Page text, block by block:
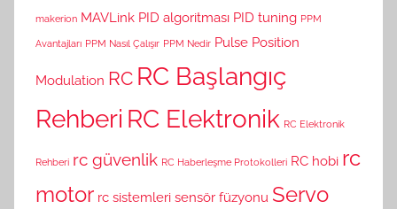
makerion MAVLink PID algoritması PID tuning PPM
Avantajları PPM Nasıl Çalışır PPM Nedir Pulse Position
Modulation RC RC Başlangıç
Rehberi RC Elektronik RC Elektronik
Rehberi rc güvenlik RC Haberleşme Protokolleri RC hobi rc
motor rc sistemleri sensör füzyonu Servo